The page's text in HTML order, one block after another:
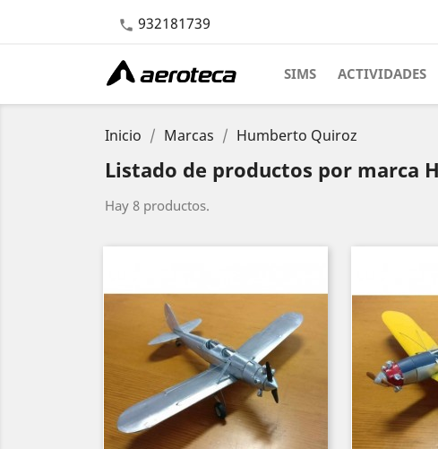
 932181739
SIMS ACTIVIDADES
Inicio Marcas Humberto Quiroz
Listado de productos por marca
Hay 8 productos.